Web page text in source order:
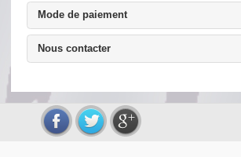
Mode de paiementclick to expand contents
Nous contacterclick to expand contents